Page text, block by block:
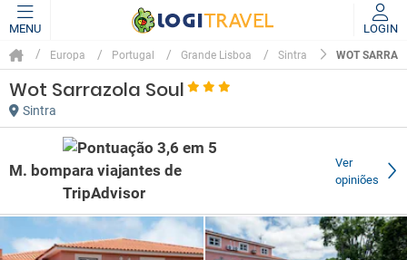
MENU LOGIN
Europa Portugal Grande Lisboa Sintra WOT
Wot Sarrazola Soul
Sintra
M. bom
Ver
opiniões